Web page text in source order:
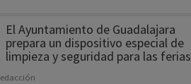
El Ayuntamiento de Guadalajara
prepara un dispositivo especial de
limpieza y seguridad para las ferias